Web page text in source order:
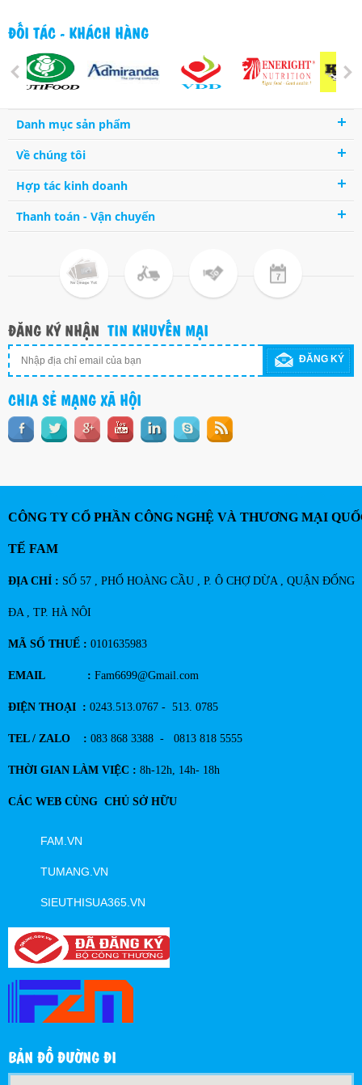
ĐỐI TÁC - KHÁCH HÀNG
Danh mục sản phẩm
Về chúng tôi
Hợp tác kinh doanh
Thanh toán - Vận chuyển
ĐĂNG KÝ NHẬN TIN KHUYẾN MẠI
ĐĂNG KÝ
CHIA SẺ MẠNG XÃ HỘI
CÔNG TY CỔ PHẦN CÔNG NGHỆ VÀ THƯƠNG MẠI
TẾ FAM
ĐỊA CHỈ : SỐ 57 , PHỐ HOÀNG CẦU , P. Ô CHỢ DỪA , QUẬN ĐỐNG
ĐA , TP. HÀ NÔI
MÃ SỐ THUẾ : 0101635983
EMAIL : Fam6699@Gmail.com
ĐIỆN THOẠI : 0243.513.0767 - 513. 0785
TEL / ZALO : 083 868 3388 - 0813 818 5555
THỜI GIAN LÀM VIỆC : 8h-12h, 14h- 18h
CÁC WEB CÙNG CHỦ SỞ HỮU
FAM.VN
TUMANG.VN
SIEUTHISUA365.VN
BẢN ĐỒ ĐƯỜNG ĐI